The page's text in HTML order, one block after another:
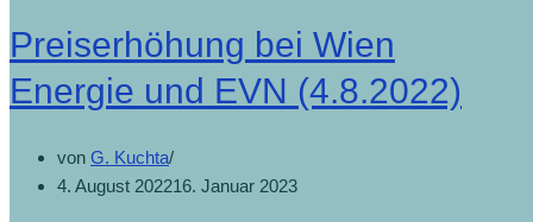
Preiserhöhung bei Wien
Energie und EVN (4.8.2022)
von G. Kuchta
4. August 202216. Januar 2023